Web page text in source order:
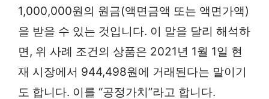
1,000,000원의 원금(액면금액 또는 액면가액)
을 받을 수 있는 것입니다. 이 말을 달리 해석하
면, 위 사례 조건의 상품은 2021년 1월 1일 현
재 시장에서 944,498원에 거래된다는 말이기
도 합니다. 이를 “공정가치”라고 합니다.